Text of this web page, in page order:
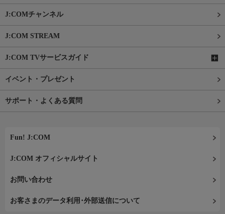
J:COMチャンネル
J:COM STREAM
J:COM TVサービスガイド
イベント・プレゼント
サポート・よくある質問
Fun! J:COM
J:COM オフィシャルサイト
お問い合わせ
お客さまのデータ利用･外部送信について